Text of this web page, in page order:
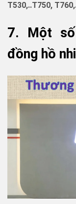
T530,..T750,
7. Một số
đồng hồ